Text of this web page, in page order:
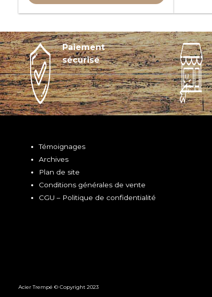
Paiement
sécurisé
Témoignages
Archives
Plan de site
Conditions générales de vente
CGU – Politique de confidentialité
Acier Trempé © Copyright 2023